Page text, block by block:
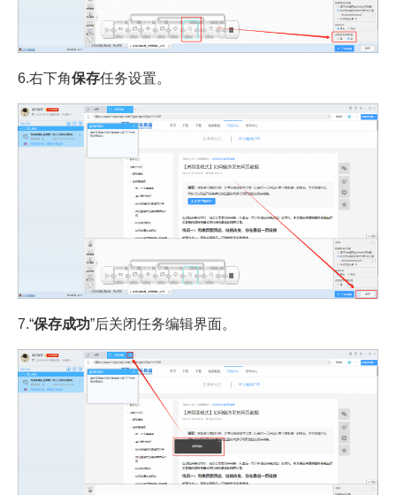
6.右下角保存任务设置。
7.“保存成功”后关闭任务编辑界面。